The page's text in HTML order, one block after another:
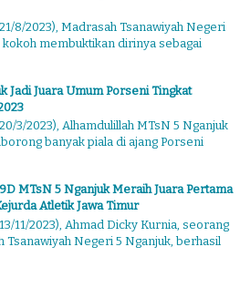
8/2023), Madrasah Tsanawiyah Negeri
membuktikan dirinya sebagai
Jadi Juara Umum Porseni Tingkat
3/2023), Alhamdulillah MTsN 5 Nganjuk
banyak piala di ajang Porseni
MTsN 5 Nganjuk Meraih Juara Pertama
Atletik Jawa Timur
11/2023), Ahmad Dicky Kurnia, seorang
Tsanawiyah Negeri 5 Nganjuk, berhasil